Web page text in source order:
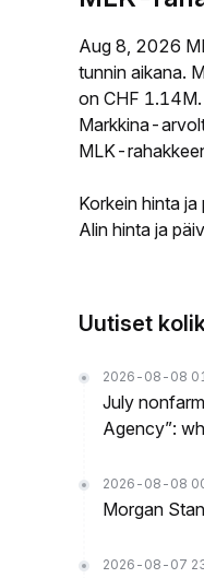
Aug 8, 2026
tunnin aikana.
on CHF
Markkina-
MLK-
Korkein hinta
Alin hinta ja
Uutiset
2026-08-08
July
Agency”:
2026-08-08
Morgan
2026-08-07